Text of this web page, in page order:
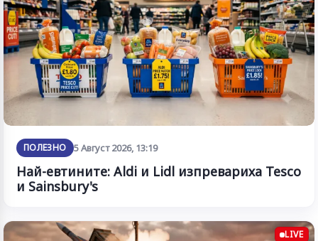
ПОЛЕЗНО 5 Август 2026, 13:19
Най-евтините: Aldi и Lidl изпревариха Tesco
и Sainsbury's
LIVE